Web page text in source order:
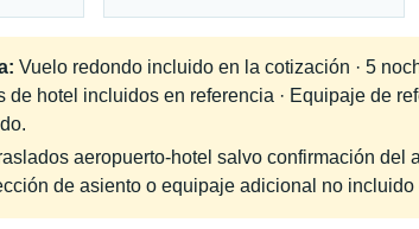
Vuelo redondo incluido en la cotización · 5
de hotel incluidos en referencia · Equipaje de
aeropuerto-hotel salvo confirmación del
de asiento o equipaje adicional no incluido